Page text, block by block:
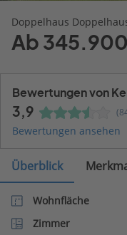
Doppelhaus
Ab
Bewertungen von
3,9
Bewertungen ansehen
Überblick
Wohnfläche
Zimmer